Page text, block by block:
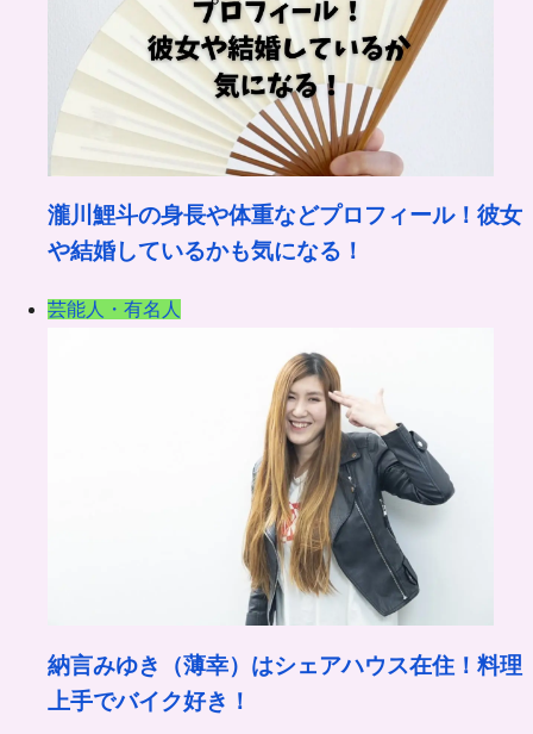
瀧川鯉斗の身長や体重などプロフィール！彼女
や結婚しているかも気になる！
芸能人・有名人
納言みゆき（薄幸）はシェアハウス在住！料理
上手でバイク好き！